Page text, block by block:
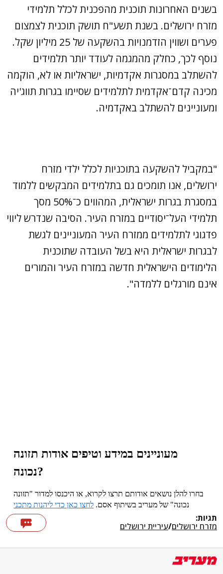
בשנים האחרונות תוכנית מהפכנית לכלל תלמידי
מזרח ירושלים. בשנת תשע"ח תושק תוכנית לצמצום
פערים ושווין הזדמנויות בהשקעה של 25 מיליון שקל.
נוסף לכך, כחלק מהמגמה לעודד יותר תלמידים
להשתלב במסגרות אקדמיות, ישראליות או לא, הוקמה
מכינה קדם־אקדמית לתלמידים שסיימו בגרות תווג'יה
ומעוניינים להשתלב באקדמיה.
"במקביל להשקעה בתוכניות לכלל ילדי מזרח
ירושלים, אנו תומכים גם בתלמידים המבקשים ללמוד
במסגרת בגרות ישראלית, המהווים כ־50% מסך
תלמידי העל־יסודיים במזרח העיר. הסיבה שנדרש ליווי
פדגוגי לתלמידים ממזרח העיר המעוניינים לגשת
לבגרות ישראלית היא בשל העובדה שתוכנית
הלימודים הישראלית חדשה במזרח העיר והמורים
אינם מורגלים ללמדה".
תגיות:
מזרח ירושלים/עיריית ירושלים